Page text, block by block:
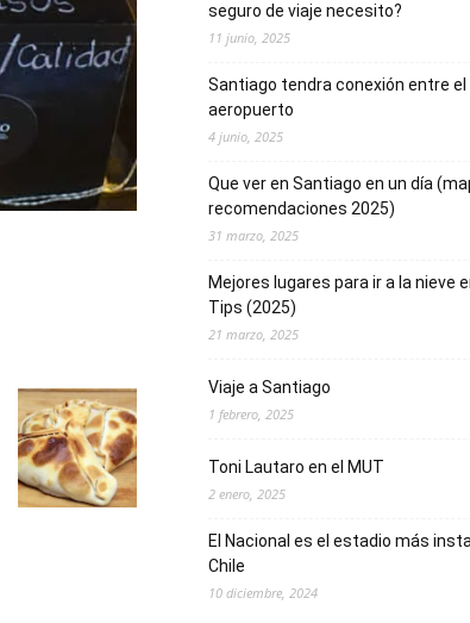
seguro de viaje necesito?
11 junio, 2025
Santiago tendra conexión entre el
aeropuerto
4 junio, 2025
Que ver en Santiago en un día
recomendaciones 2025)
31 marzo, 2025
Mejores lugares para ir a la nieve
Tips (2025)
21 marzo, 2025
Viaje a Santiago
1 febrero, 2025
Toni Lautaro en el MUT
2 enero, 2025
El Nacional es el estadio más
Chile
10 diciembre, 2024